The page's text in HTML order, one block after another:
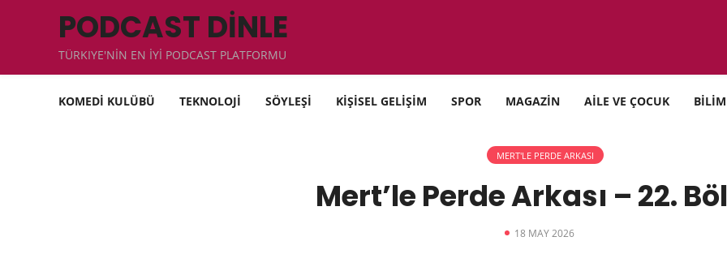
PODCAST DİNLE
TÜRKIYE'NİN EN İYİ PODCAST PLATFORMU
KOMEDİ KULÜBÜ TEKNOLOJİ SÖYLEŞİ KİŞİSEL GELİŞİM SPOR MAGAZİN AİLE VE ÇOCUK BİLİM
MERT'LE PERDE ARKASI
Mert’le Perde Arkası – 22.
18 MAY 2026